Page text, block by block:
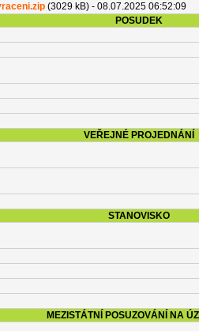
(3029 kB) - 08.07.2025 06:52:09
POSUDEK
VEŘEJNÉ PROJEDNÁNÍ
STANOVISKO
MEZISTÁTNÍ POSUZOVÁNÍ NA